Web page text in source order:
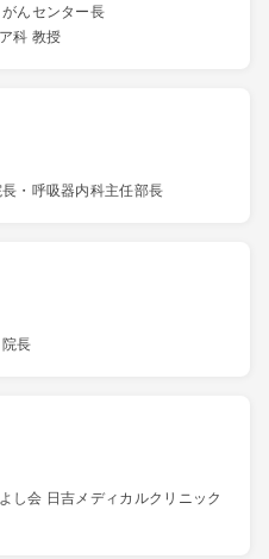
んセンター長
科 教授
・呼吸器内科主任部長
長
し会 日吉メディカルクリニック